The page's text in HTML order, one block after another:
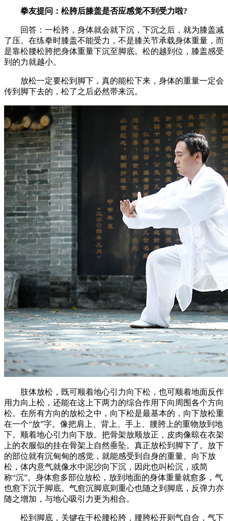
拳友提问：松胯后膝盖是否应感觉不到受力啦?
回答：一松胯，身体就会就下沉，下沉之后，就为膝盖减
了压。在练拳时膝盖不能受力，不是膝关节承载身体重量，而
是靠松腰松胯把身体重量下沉至脚底。松的越到位，膝盖感受
到的力就越小。
放松一定要松到脚下，真的能松下来，身体的重量一定会
传到脚下去的，松了之后必然带来沉。
肢体放松，既可顺着地心引力向下松，也可顺着地面反作
用力向上松，还能在这上下两力的综合作用下向周围各个方向
松。在所有方向的放松之中，向下松是最基本的，向下放松重
在一个“放”字。像把肩上、背上、手上、腰胯上的重物放到地
下。顺着地心引力向下放。把骨架放顺放正，皮肉像晾在衣架
上的衣服似的挂在骨架上自然垂坠。真正放松到脚下了。放下
的部位就有沉甸甸的感觉，就能感受到自身的重量。向下放
松，体内意气就像水中泥沙向下沉，因此也叫松沉，或简
称“沉”。身体愈多部位放松，放到地面的身体重量就愈多，气
也愈下沉于脚底。气愈沉脚底则重心也随之到脚底，反弹力亦
随之增加，与地心吸引力更为相合。
松到脚底，关键在于松腰松胯，腰胯松开则气自合，气下